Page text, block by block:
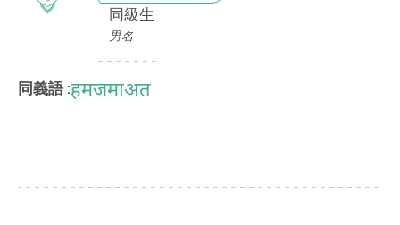
同級生
男名
同義語 :हमजमाअत